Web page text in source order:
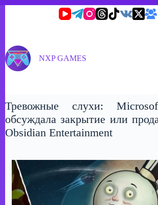
NXP GAMES
Тревожные слухи:
обсуждала закрытие или
Obsidian Entertainment